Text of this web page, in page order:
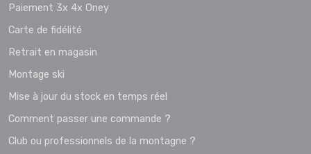
Paiement 3x 4x Oney
Carte de fidélité
Retrait en magasin
Montage ski
Mise à jour du stock en temps réel
Comment passer une commande ?
Club ou professionnels de la montagne ?